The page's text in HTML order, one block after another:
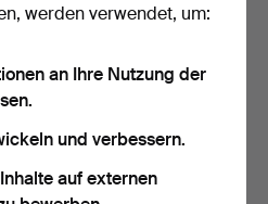
STRINGHYLLA, Teak, Mitte
des 20. Jahrhunde…
14 Gebote
werden verwendet, um:
an Ihre Nutzung der
und verbessern.
auf externen